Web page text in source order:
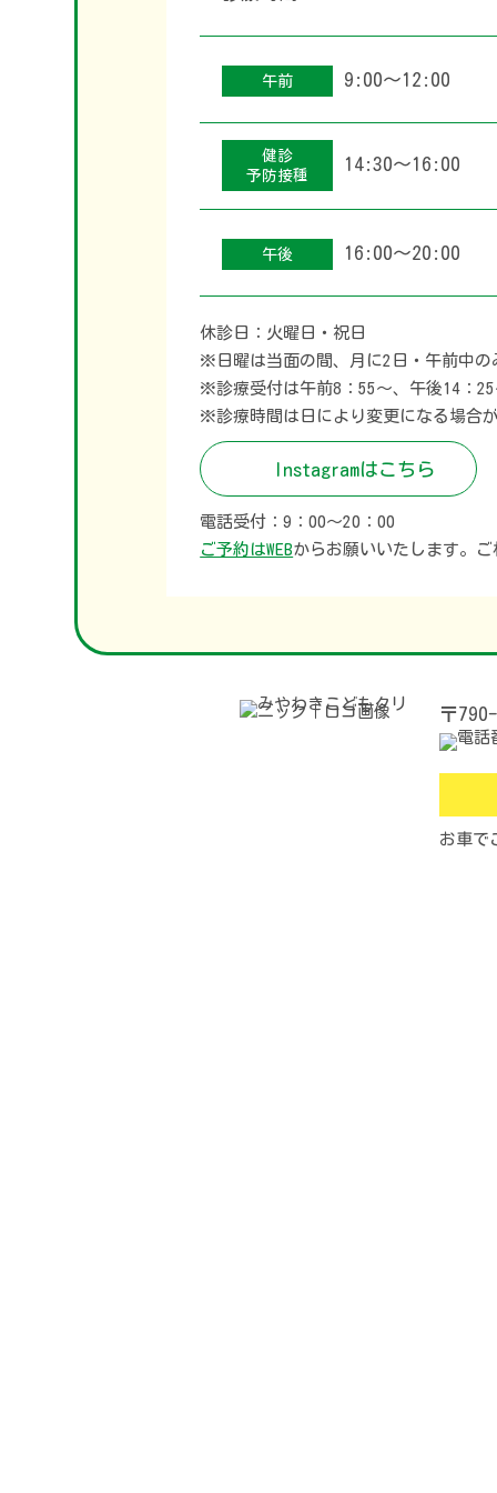
午前 9:00〜12:00
健診
予防接種
14:30〜16:00
午後 16:00〜20:00
休診日：火曜日・祝日
※日曜は当面の間、月に2日・午前中
※診療受付は午前8：55〜、午後14：
※診療時間は日により変更になる場合
Instagramはこちら
電話受付：9：00〜20：00
ご予約はWEBからお願いいたします。
〒
お車で